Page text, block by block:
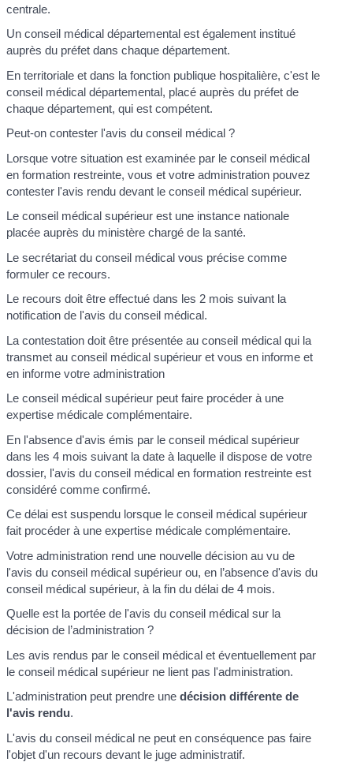
centrale.
Un conseil médical départemental est également institué
auprès du préfet dans chaque département.
En territoriale et dans la fonction publique hospitalière, c'est le
conseil médical départemental, placé auprès du préfet de
chaque département, qui est compétent.
Peut-on contester l'avis du conseil médical ?
Lorsque votre situation est examinée par le conseil médical
en formation restreinte, vous et votre administration pouvez
contester l'avis rendu devant le conseil médical supérieur.
Le conseil médical supérieur est une instance nationale
placée auprès du ministère chargé de la santé.
Le secrétariat du conseil médical vous précise comme
formuler ce recours.
Le recours doit être effectué dans les 2 mois suivant la
notification de l'avis du conseil médical.
La contestation doit être présentée au conseil médical qui la
transmet au conseil médical supérieur et vous en informe et
en informe votre administration
Le conseil médical supérieur peut faire procéder à une
expertise médicale complémentaire.
En l'absence d'avis émis par le conseil médical supérieur
dans les 4 mois suivant la date à laquelle il dispose de votre
dossier, l'avis du conseil médical en formation restreinte est
considéré comme confirmé.
Ce délai est suspendu lorsque le conseil médical supérieur
fait procéder à une expertise médicale complémentaire.
Votre administration rend une nouvelle décision au vu de
l'avis du conseil médical supérieur ou, en l’absence d'avis du
conseil médical supérieur, à la fin du délai de 4 mois.
Quelle est la portée de l'avis du conseil médical sur la
décision de l’administration ?
Les avis rendus par le conseil médical et éventuellement par
le conseil médical supérieur ne lient pas l'administration.
L'administration peut prendre unedécision différente de
l'avis rendu.
L'avis du conseil médical ne peut en conséquence pas faire
l'objet d'un recours devant le juge administratif.